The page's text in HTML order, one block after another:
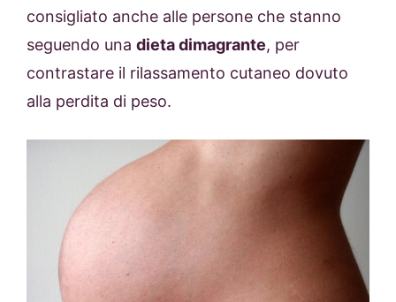
consigliato anche alle persone che stanno
seguendo una dieta dimagrante, per
contrastare il rilassamento cutaneo dovuto
alla perdita di peso.